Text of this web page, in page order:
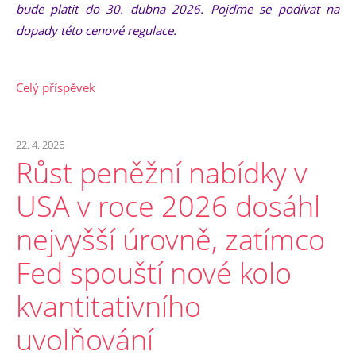
bude platit do 30. dubna 2026. Pojďme se podívat na
dopady této cenové regulace.
Celý příspěvek
22. 4. 2026
Růst peněžní nabídky v
USA v roce 2026 dosáhl
nejvyšší úrovně, zatímco
Fed spouští nové kolo
kvantitativního
uvolňování